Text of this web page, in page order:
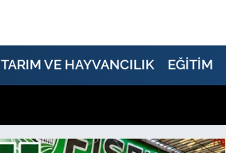
TARIM VE HAYVANCILIK EĞİTİM